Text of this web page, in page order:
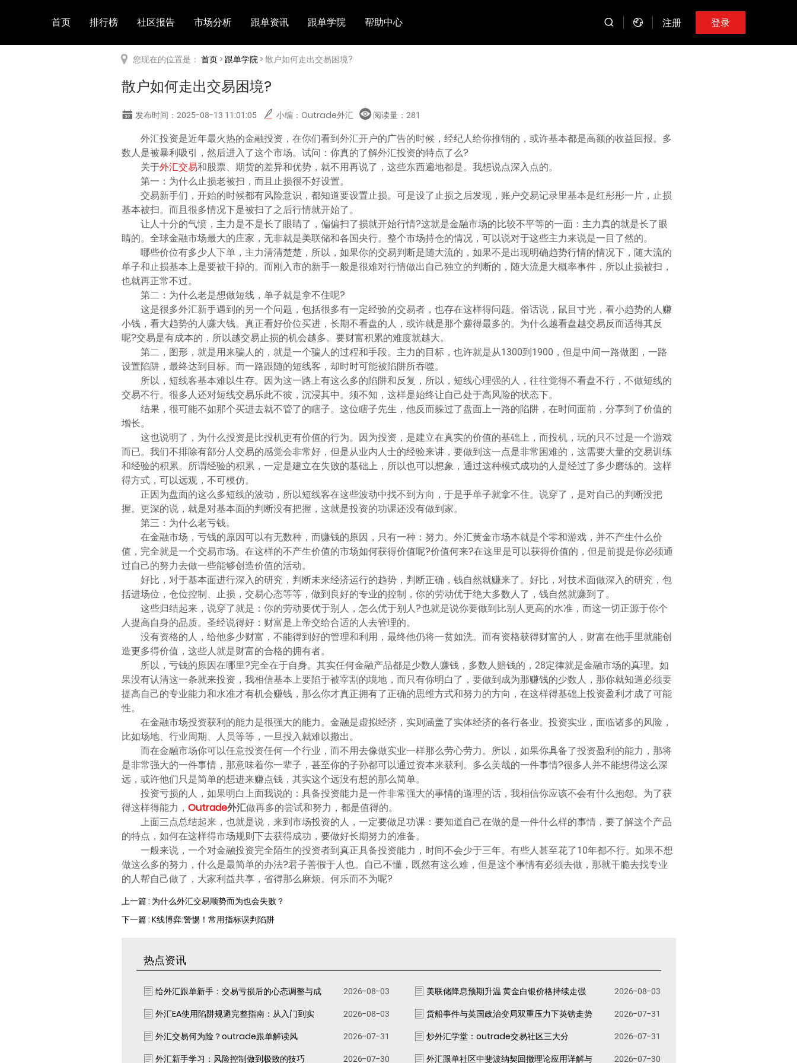
首页 排行榜 社区报告 市场分析 跟单资讯 跟单学院 帮助中心 注册 登录
您现在的位置是： 首页>跟单学院> 散户如何走出交易困境?
散户如何走出交易困境?
发布时间：2025-08-13 11:01:05 小编：Outrade外汇 阅读量： 281
外汇投资是近年最火热的金融投资，在你们看到外汇开户的广告的时候，经纪人给你推销的，或许基本都是高额的收益回报。多
数人是被暴利吸引，然后进入了这个市场。试问：你真的了解外汇投资的特点了么?
关于外汇交易和股票、期货的差异和优势，就不用再说了，这些东西遍地都是。我想说点深入点的。
第一：为什么止损老被扫，而且止损很不好设置。
交易新手们，开始的时候都有风险意识，都知道要设置止损。可是设了止损之后发现，账户交易记录里基本是红彤彤一片，止损
基本被扫。而且很多情况下是被扫了之后行情就开始了。
让人十分的气愤，主力是不是长了眼睛了，偏偏扫了损就开始行情?这就是金融市场的比较不平等的一面：主力真的就是长了眼
睛的。全球金融市场最大的庄家，无非就是美联储和各国央行。整个市场持仓的情况，可以说对于这些主力来说是一目了然的。
哪些价位有多少人下单，主力清清楚楚，所以，如果你的交易判断是随大流的，如果不是出现明确趋势行情的情况下，随大流的
单子和止损基本上是要被干掉的。而刚入市的新手一般是很难对行情做出自己独立的判断的，随大流是大概率事件，所以止损被扫，
也就再正常不过。
第二：为什么老是想做短线，单子就是拿不住呢?
这是很多外汇新手遇到的另一个问题，包括很多有一定经验的交易者，也存在这样得问题。俗话说，鼠目寸光，看小趋势的人赚
小钱，看大趋势的人赚大钱。真正看好价位买进，长期不看盘的人，或许就是那个赚得最多的。为什么越看盘越交易反而适得其反
呢?交易是有成本的，所以越交易止损的机会越多。要财富积累的难度就越大。
第二，图形，就是用来骗人的，就是一个骗人的过程和手段。主力的目标，也许就是从1300到1900，但是中间一路做图，一路
设置陷阱，最终达到目标。而一路跟随的短线客，却时时可能被陷阱所吞噬。
所以，短线客基本难以生存。因为这一路上有这么多的陷阱和反复，所以，短线心理强的人，往往觉得不看盘不行，不做短线的
交易不行。很多人还对短线交易乐此不彼，沉浸其中。须不知，这样是始终让自己处于高风险的状态下。
结果，很可能不如那个买进去就不管了的瞎子。这位瞎子先生，他反而躲过了盘面上一路的陷阱，在时间面前，分享到了价值的
增长。
这也说明了，为什么投资是比投机更有价值的行为。因为投资，是建立在真实的价值的基础上，而投机，玩的只不过是一个游戏
而已。我们不排除有部分人交易的感觉会非常好，但是从业内人士的经验来讲，要做到这一点是非常困难的，这需要大量的交易训练
和经验的积累。所谓经验的积累，一定是建立在失败的基础上，所以也可以想象，通过这种模式成功的人是经过了多少磨练的。这样
得方式，可以远观，不可模仿。
正因为盘面的这么多短线的波动，所以短线客在这些波动中找不到方向，于是乎单子就拿不住。说穿了，是对自己的判断没把
握。更深的说，就是对基本面的判断没有把握，这就是投资的功课还没有做到家。
第三：为什么老亏钱。
在金融市场，亏钱的原因可以有无数种，而赚钱的原因，只有一种：努力。外汇黄金市场本就是个零和游戏，并不产生什么价
值，完全就是一个交易市场。在这样的不产生价值的市场如何获得价值呢?价值何来?在这里是可以获得价值的，但是前提是你必须通
过自己的努力去做一些能够创造价值的活动。
好比，对于基本面进行深入的研究，判断未来经济运行的趋势，判断正确，钱自然就赚来了。好比，对技术面做深入的研究，包
括进场位，仓位控制、止损，交易心态等等，做到良好的专业的控制，你的劳动优于绝大多数人了，钱自然就赚到了。
这些归结起来，说穿了就是：你的劳动要优于别人，怎么优于别人?也就是说你要做到比别人更高的水准，而这一切正源于你个
人提高自身的品质。圣经说得好：财富是上帝交给合适的人去管理的。
没有资格的人，给他多少财富，不能得到好的管理和利用，最终他仍将一贫如洗。而有资格获得财富的人，财富在他手里就能创
造更多得价值，这些人就是财富的合格的拥有者。
所以，亏钱的原因在哪里?完全在于自身。其实任何金融产品都是少数人赚钱，多数人赔钱的，28定律就是金融市场的真理。如
果没有认清这一条就来投资，我相信基本上要陷于被宰割的境地，而只有你明白了，要做到成为那赚钱的少数人，那你就知道必须要
提高自己的专业能力和水准才有机会赚钱，那么你才真正拥有了正确的思维方式和努力的方向，在这样得基础上投资盈利才成了可能
性。
在金融市场投资获利的能力是很强大的能力。金融是虚拟经济，实则涵盖了实体经济的各行各业。投资实业，面临诸多的风险，
比如场地、行业周期、人员等等，一旦投入就难以撤出。
而在金融市场你可以任意投资任何一个行业，而不用去像做实业一样那么劳心劳力。所以，如果你具备了投资盈利的能力，那将
是非常强大的一件事情，那意味着你一辈子，甚至你的子孙都可以通过资本来获利。多么美哉的一件事情?很多人并不能想得这么深
远，或许他们只是简单的想进来赚点钱，其实这个远没有想的那么简单。
投资亏损的人，如果明白上面我说的：具备投资能力是一件非常强大的事情的道理的话，我相信你应该不会有什么抱怨。为了获
得这样得能力， Outrade外汇做再多的尝试和努力，都是值得的。
上面三点总结起来，也就是说，来到市场投资的人，一定要做足功课：要知道自己在做的是一件什么样的事情，要了解这个产品
的特点，如何在这样得市场规则下去获得成功，要做好长期努力的准备。
一般来说，一个对金融投资完全陌生的投资者到真正具备投资能力，时间不会少于三年。有些人甚至花了10年都不行。如果不想
做这么多的努力，什么是最简单的办法?君子善假于人也。自己不懂，既然有这么难，但是这个事情有必须去做，那就干脆去找专业
的人帮自己做了，大家利益共享，省得那么麻烦。何乐而不为呢?
上一篇 : 为什么外汇交易顺势而为也会失败？
下一篇 : K线博弈:警惕！常用指标误判陷阱
热点资讯
给外汇跟单新手：交易亏损后的心态调整与成 2026-08-03 美联储降息预期升温 黄金白银价格持续走强
2026-08-03
外汇EA使用陷阱规避完整指南：从入门到实
2026-08-03 货船事件与英国政治变局双重压力下英镑走势
2026-07-31
外汇交易何为险？outrade跟单解读风
2026-07-31 炒外汇学堂：outrade交易社区三大分
2026-07-31
外汇新手学习：风险控制做到极致的技巧
2026-07-30 外汇跟单社区中斐波纳契回撤理论应用详解与 2026-07-30